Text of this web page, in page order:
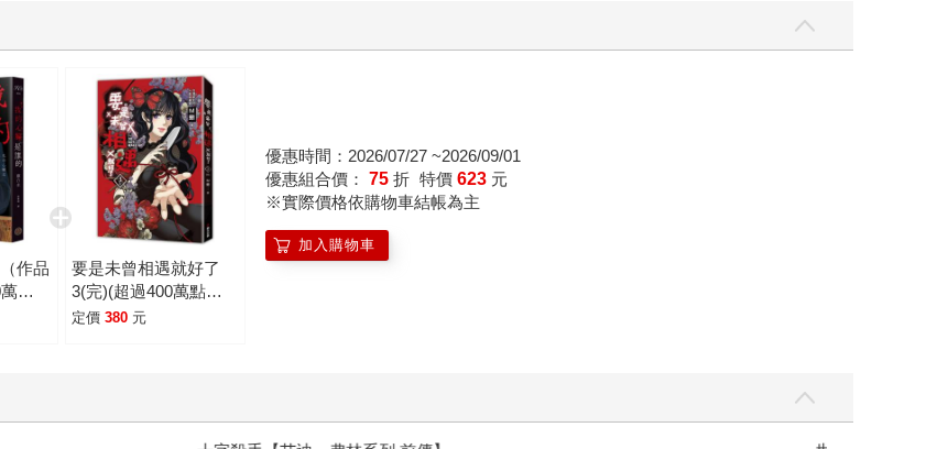
作品
紅鬼
要是未曾相遇就好了
3(完)(超過400萬點
閱！台灣LINE
定價 380 元
優惠時間：2026/07/27 ~2026/09/01
優惠組合價： 75 折 特價 623 元
※實際價格依購物車結帳為主
加入購物車